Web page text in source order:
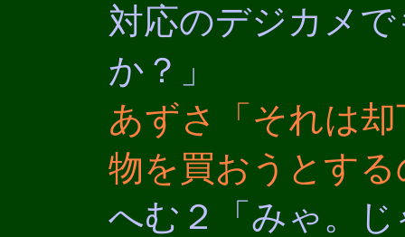
対応のデジカメ
か？」
あずさ「それは
物を買おうとす
へむ２「みゃ。